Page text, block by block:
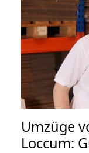
Umzüge
Loccum: